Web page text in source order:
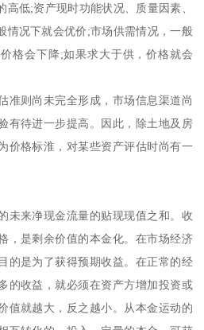
低;资产现时功能状况、质量因素、
情况下就会优价;市场供需情况，一般
格会下降;如果求大于供，价格就会
准则尚未完全形成，市场信息渠道尚
有待进一步提高。因此，除土地及房
价格标淮，对某些资产评估时尚有一
未来净现金流量的贴现现值之和。收
，是剩余价值的本金化。在市场经济
的是为了获得预期收益。在正常的经
的收益，就必须在资产方增加投资或
值就越大，反之越小。从本金运动的